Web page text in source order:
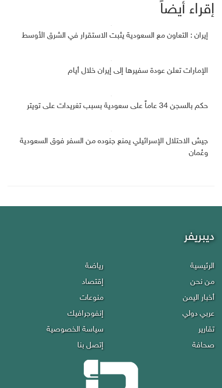
إقراء أيضاً
إيران : التعاون مع السعودية يثبت الاستقرار في الشرق الأوسط
الإمارات تعلن عودة سفيرها إلى إيران خلال أيام
حكم بالسجن 34 عاماً على سعودية بسبب تغريدات على تويتر
جيش الاحتلال الإسرائيلي يمنع جنوده من السفر فوق السعودية
وعُمان
ديبريفر
الرئيسية
من نحن
أخبار اليمن
عربي دولي
تقارير
صحافة
رياضة
إقتصاد
منوعات
إنفوجرافيك
سياسة الخصوصية
إتصل بنا